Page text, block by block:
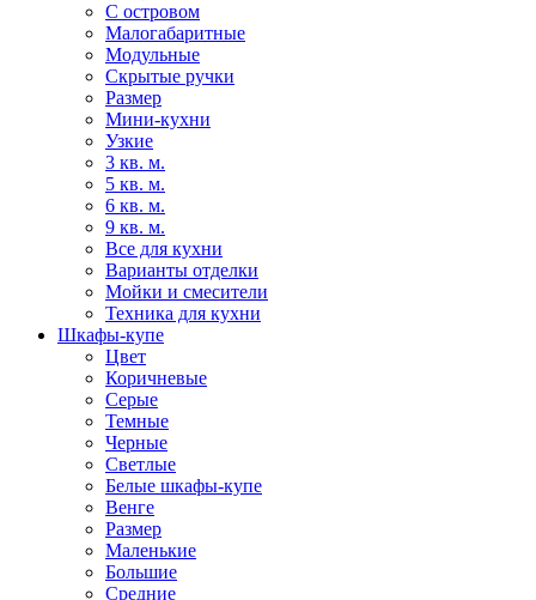
С островом
Малогабаритные
Модульные
Скрытые ручки
Размер
Мини-кухни
Узкие
3 кв. м.
5 кв. м.
6 кв. м.
9 кв. м.
Все для кухни
Варианты отделки
Мойки и смесители
Техника для кухни
Шкафы-купе
Цвет
Коричневые
Серые
Темные
Черные
Светлые
Белые шкафы-купе
Венге
Размер
Маленькие
Большие
Средние